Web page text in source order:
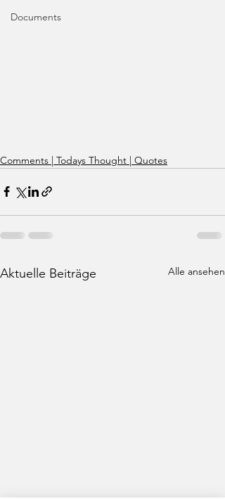
Documents
Comments | Todays Thought | Quotes
Aktuelle Beiträge Alle ansehen